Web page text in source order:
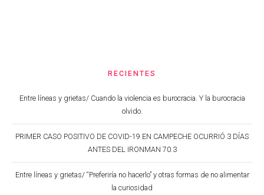
RECIENTES
Entre líneas y grietas/ Cuando la violencia es burocracia. Y la burocracia
olvido.
PRIMER CASO POSITIVO DE COVID-19 EN CAMPECHE OCURRIÓ 3 DÍAS
ANTES DEL IRONMAN 70.3
Entre líneas y grietas/ “Preferiría no hacerlo” y otras formas de no alimentar
la curiosidad